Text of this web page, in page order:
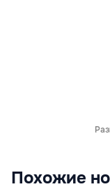
Похожие